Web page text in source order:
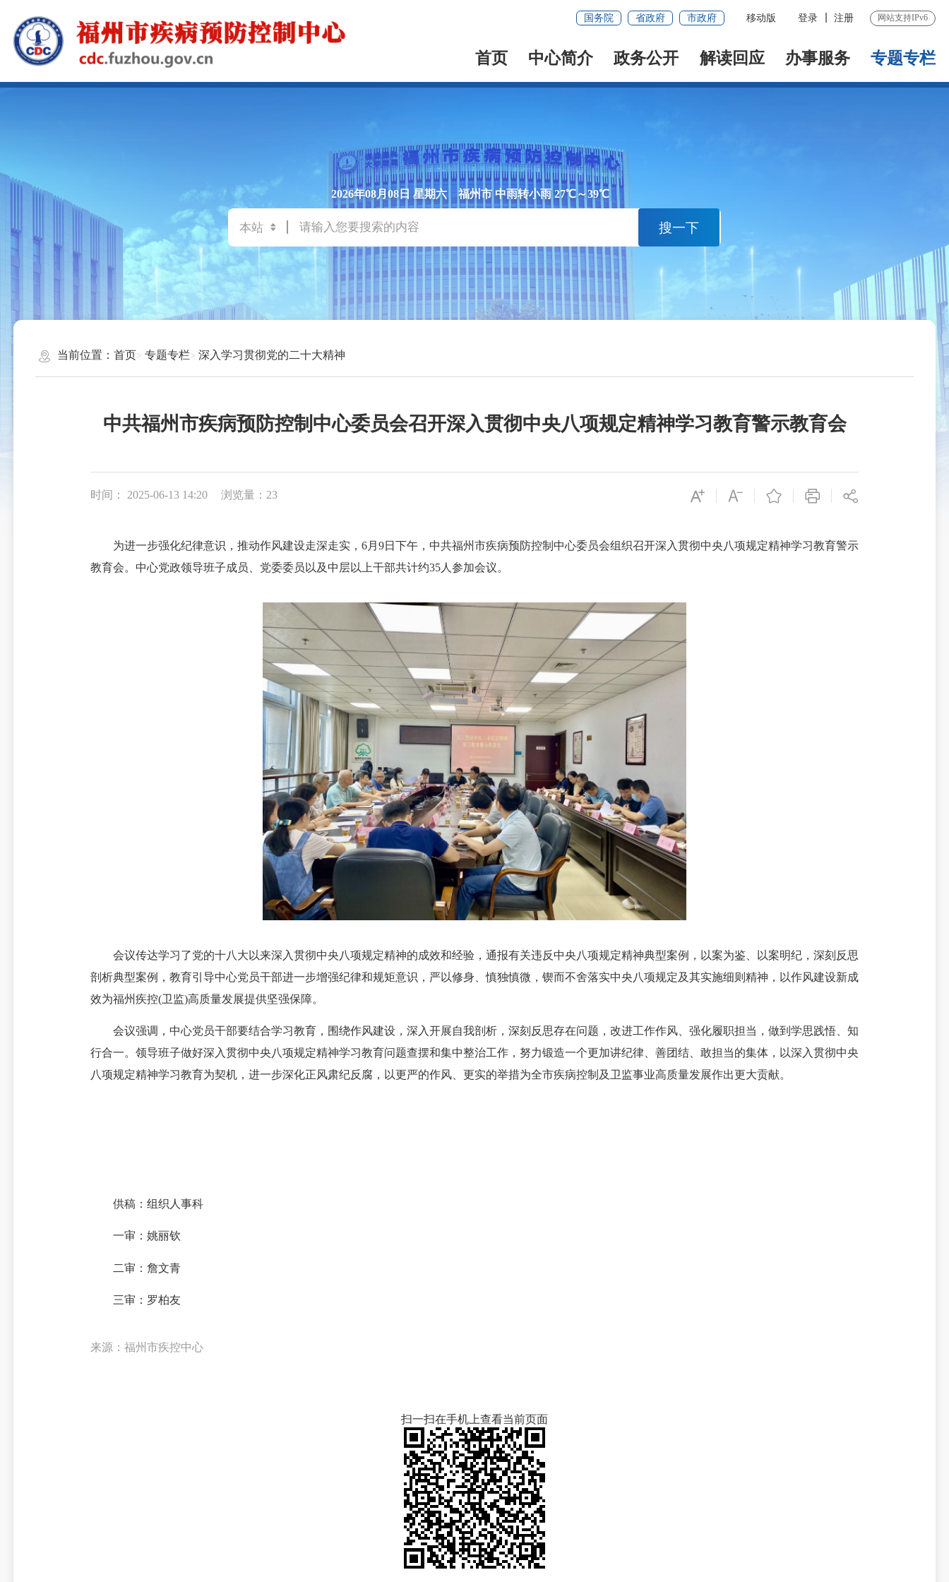
国务院 省政府 市政府 移动版 登录 注册 网站支持IPv6
首页 中心简介 政务公开 解读回应 办事服务 专题专栏
2026年08月08日 星期六 福州市 中雨转小雨 27℃～39℃
搜一下
当前位置： 首页 专题专栏 深入学习贯彻党的二十大精神
中共福州市疾病预防控制中心委员会召开深入贯彻中央八项规定精神学习教育警示教育会
时间： 2025-06-13 14:20 浏览量：23
为进一步强化纪律意识，推动作风建设走深走实，6月9日下午，中共福州市疾病预防控制中心委员会组织召开深入贯彻中央八项规定精神学习教育警示
教育会。中心党政领导班子成员、党委委员以及中层以上干部共计约35人参加会议。
会议传达学习了党的十八大以来深入贯彻中央八项规定精神的成效和经验，通报有关违反中央八项规定精神典型案例，以案为鉴、以案明纪，深刻反思
剖析典型案例，教育引导中心党员干部进一步增强纪律和规矩意识，严以修身、慎独慎微，锲而不舍落实中央八项规定及其实施细则精神，以作风建设新成
效为福州疾控(卫监)高质量发展提供坚强保障。
会议强调，中心党员干部要结合学习教育，围绕作风建设，深入开展自我剖析，深刻反思存在问题，改进工作作风、强化履职担当，做到学思践悟、知
行合一。领导班子做好深入贯彻中央八项规定精神学习教育问题查摆和集中整治工作，努力锻造一个更加讲纪律、善团结、敢担当的集体，以深入贯彻中央
八项规定精神学习教育为契机，进一步深化正风肃纪反腐，以更严的作风、更实的举措为全市疾病控制及卫监事业高质量发展作出更大贡献。
供稿：组织人事科
一审：姚丽钦
二审：詹文青
三审：罗柏友
来源：福州市疾控中心
扫一扫在手机上查看当前页面